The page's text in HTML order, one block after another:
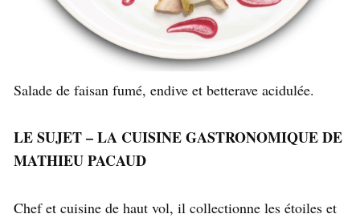
Salade de faisan fumé, endive et betterave acidulée.
LE SUJET – LA CUISINE GASTRONOMIQUE DE
MATHIEU PACAUD
Chef et cuisine de haut vol, il collectionne les étoiles et